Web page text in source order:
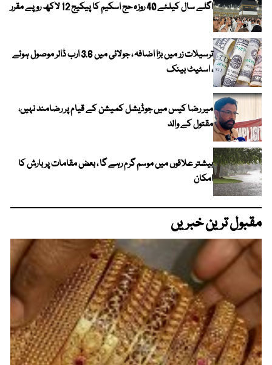
اگلے سال کیلئے 40 روزہ حج اسکیم کا پیکیج 12 لاکھ روپے مقرر
ترسیلات زر میں بڑا اضافہ ، جولائی میں 3.6 ارب ڈالر موصول ہوئے
، اسٹیٹ بینک
میر رضا کیس میں جوڈیشل کمیشن کے قیام پر رضامند نہیں،
مقتول کے والد
بیشتر علاقوں میں موسم گرم رہے گا ، بعض مقامات پر بارش کا
امکان
مقبول ترین خبریں